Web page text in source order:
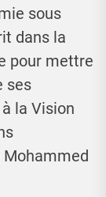
sous
dans la
pour mettre
ses
la Vision
Mohammed